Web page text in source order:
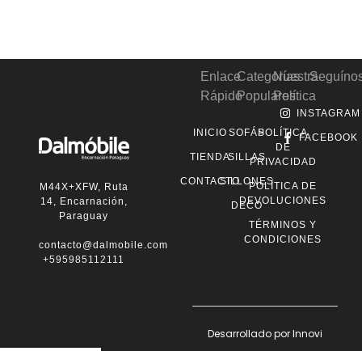
M44X+XFW, Ruta
14, Encarnación,
Paraguay
contacto@dalmobile.com.py
+595985112111
Enlace
Rápido
INICIO
TIENDA
CONTACTO
Categorías
Populares
SOFÁS
SILLAS
SILLONES
DECO
Nuestra
Política
POLÍTICA
DE
PRIVACIDAD
POLÍTICA DE
DEVOLUCIONES
TÉRMINOS Y
CONDICIONES
INSTAGRAM
FACEBOOK
Desarrollado por Innovi